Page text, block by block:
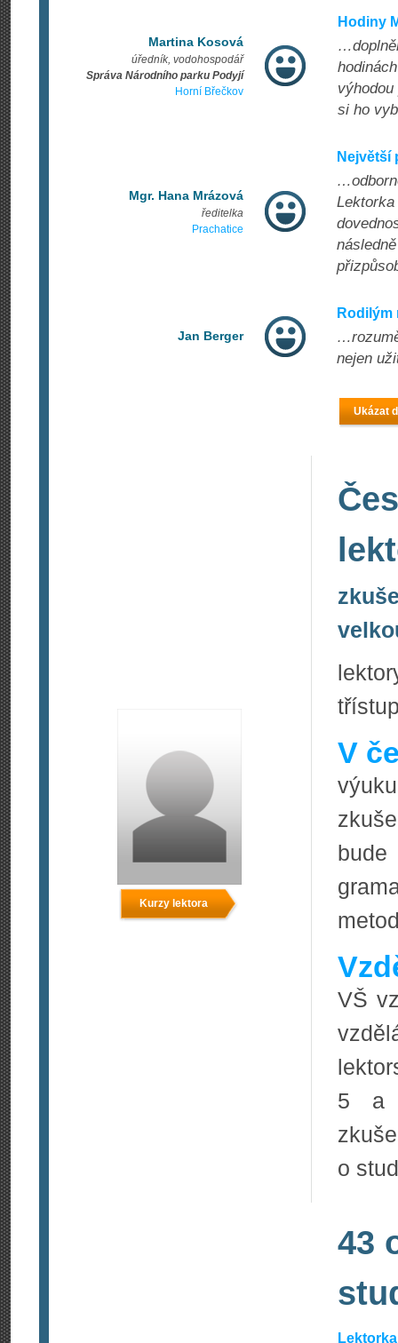
Martina Kosová
úředník, vodohospodář
Správa Národního parku Podyjí
Horní Břečkov
Hodiny
si ho
Mgr. Hana Mrázová
ředitelka
Prachatice
Jan Berger
nejen
Ukázat
Kurzy lektora
V
VŠ
5 a
o
43